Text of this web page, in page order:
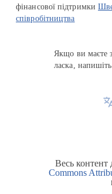
фінансової підтримки
співробітництва
Якщо ви маєте
ласка,
Весь контент
Commons